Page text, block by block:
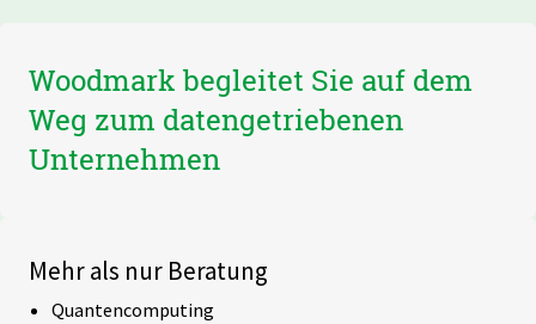
Woodmark begleitet Sie auf dem
Weg zum datengetriebenen
Unternehmen
Mehr als nur Beratung
Quantencomputing